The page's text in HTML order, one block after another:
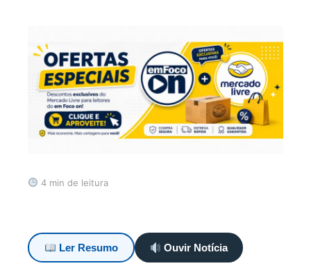
4 min de leitura
Ler Resumo Ouvir Notícia